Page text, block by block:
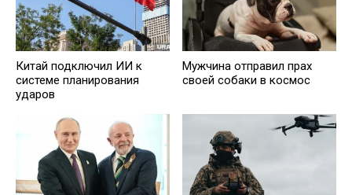
Китай подключил ИИ к
системе планирования
ударов
Мужчина отправил прах
своей собаки в космос